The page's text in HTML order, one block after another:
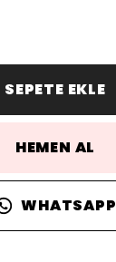
SEPETE EKLE
HEMEN AL
WHATSAPP